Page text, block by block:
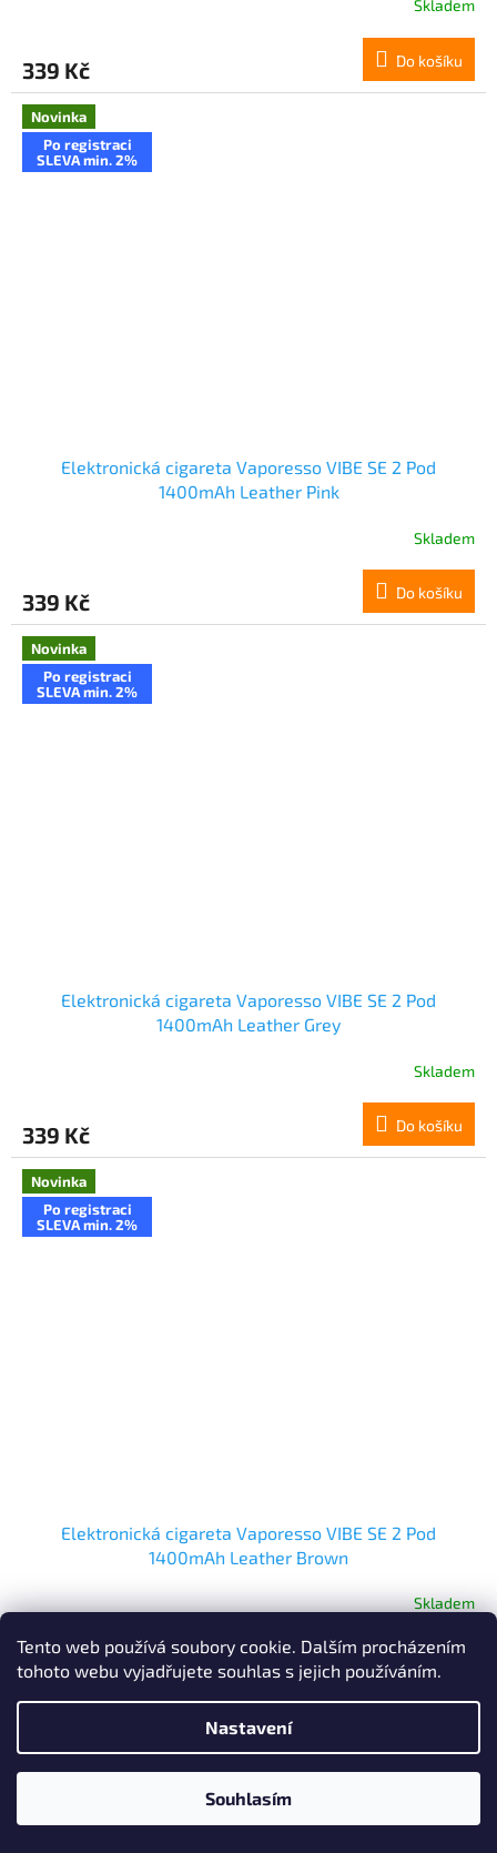
Tento web používá soubory cookie. Dalším procházením
tohoto webu vyjadřujete souhlas s jejich používáním.
Nastavení
Souhlasím
Skladem
339 Kč Do košíku
Novinka
Po registraci
SLEVA min. 2%
Elektronická cigareta Vaporesso VIBE SE 2 Pod
1400mAh Leather Pink
Skladem
339 Kč Do košíku
Novinka
Po registraci
SLEVA min. 2%
Elektronická cigareta Vaporesso VIBE SE 2 Pod
1400mAh Leather Grey
Skladem
339 Kč Do košíku
Novinka
Po registraci
SLEVA min. 2%
Elektronická cigareta Vaporesso VIBE SE 2 Pod
1400mAh Leather Brown
Skladem
339 Kč Do košíku
SLEVA min. 2%